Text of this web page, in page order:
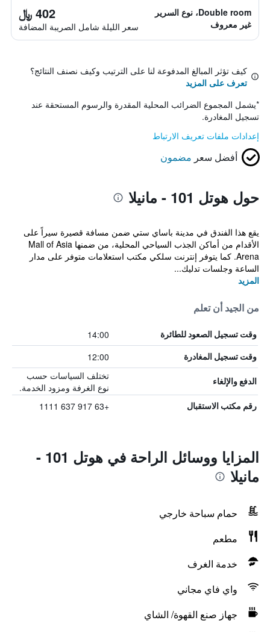
Double room، نوع السرير
غير معروف
402 ﷼
سعر الليلة شامل الصريبة المضافة
كيف تؤثر المبالغ المدفوعة لنا على الترتيب وكيف نصنف النتائج؟
تعرف على المزيد
*يشمل المجموع الضرائب المحلية المقدرة والرسوم المستحقة عند
تسجيل المغادرة.
إعدادات ملفات تعريف الارتباط
أفضل سعر مضمون
حول هوتل 101 - مانيلا
يقع هذا الفندق في مدينة باساي ستي ضمن مسافة قصيرة سيراً على
الأقدام من أماكن الجذب السياحي المحلية، من ضمنها Mall of Asia
Arena. كما يتوفر إنترنت سلكي مكتب استعلامات متوفر على مدار
الساعة وجلسات تدليك...
المزيد
من الجيد أن تعلم
وقت تسجيل الصعود للطائرة 14:00
وقت تسجيل المغادرة 12:00
الدفع والإلغاء
تختلف السياسات حسب
نوع الغرفة ومزود الخدمة.
رقم مكتب الاستقبال +63 917 637 1111
المزايا ووسائل الراحة في هوتل 101 -
مانيلا
حمام سباحة خارجي
مطعم
خدمة الغرف
واي فاي مجاني
جهاز صنع القهوة/ الشاي